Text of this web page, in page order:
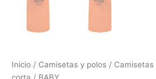
Inicio / Camisetas y polos / Camisetas
corta / BABY